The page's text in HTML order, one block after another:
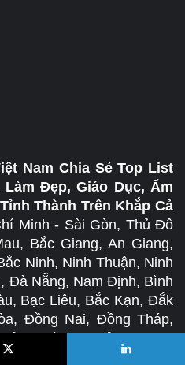
Nam Chia Sẻ Top List
Đẹp, Giáo Dục, Ẩm
Thành Trên Khắp Cả
Minh - Sài Gòn, Thủ Đô
Bắc Giang, An Giang,
Ninh, Ninh Thuận, Ninh
Đà Nẵng, Nam Định, Bình
Bạc Liêu, Bắc Kạn, Đắk
Đồng Nai, Đồng Tháp,
Bình, Quảng Nam,
Quảng Trị, Sóc Trăng,